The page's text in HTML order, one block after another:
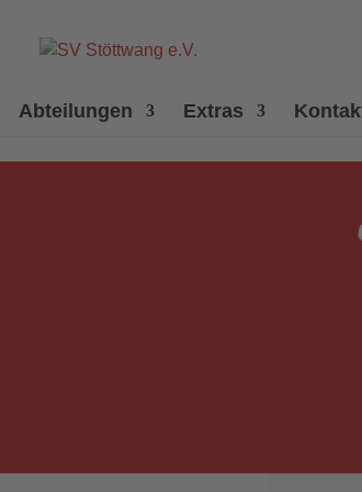
Abteilungen Extras